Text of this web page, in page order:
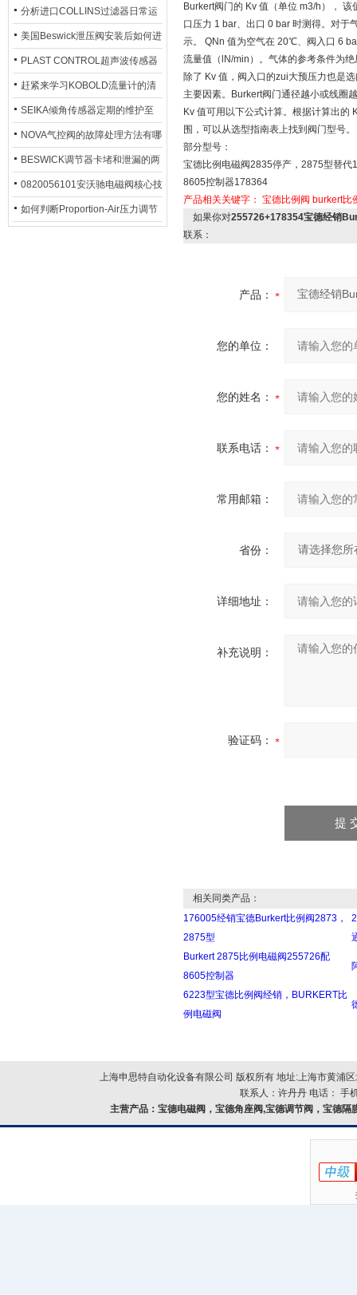
方法
分析进口COLLINS过滤器日常运
行排污步骤
美国Beswick泄压阀安装后如何进
行调试?
PLAST CONTROL超声波传感器
工作原理了解吗？
赶紧来学习KOBOLD流量计的清
洗流程吧
SEIKA倾角传感器定期的维护至
关重要
NOVA气控阀的故障处理方法有哪
些？
BESWICK调节器卡堵和泄漏的两
大问题解决措施
0820056101安沃驰电磁阀核心技
术参数
如何判断Proportion-Air压力调节
Burkert阀门的 Kv 值（单位 m3/h），
口压力 1 bar、出口 0 bar 时测得。对于
示。 QNn 值为空气在 20℃、阀入口 6
流量值（lN/min）。气体的参考条件为
除了 Kv 值，阀入口的zui大预压力也是
主要因素。Burkert阀门通径越小或线圈
Kv 值可用以下公式计算。根据计算出的
围，可以从选型指南表上找到阀门型号。
部分型号：
宝德比例电磁阀2835停产，2875型替
8605控制器178364
产品相关关键字： 宝德比例阀 burkert比
如果你对255726+178354宝德经销
联系：
产品：
您的单位：
您的姓名：
联系电话：
常用邮箱：
省份：
详细地址：
补充说明：
验证码：
相关同类产品：
176005经销宝德Burkert比例阀2873，
2875型
Burkert 2875比例电磁阀255726配
8605控制器
6223型宝德比例阀经销，BURKERT比
例电磁阀
上海申思特自动化设备有限公司 版权所有 地址:上海市黄浦
联系人：许丹丹 电话： 手
主营产品：宝德电磁阀，宝德角座阀,宝德调节阀，宝德